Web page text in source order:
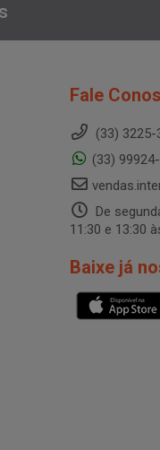
Fale
(33) 3225-
(33)
De
11:30 e 13:30
Baixe já